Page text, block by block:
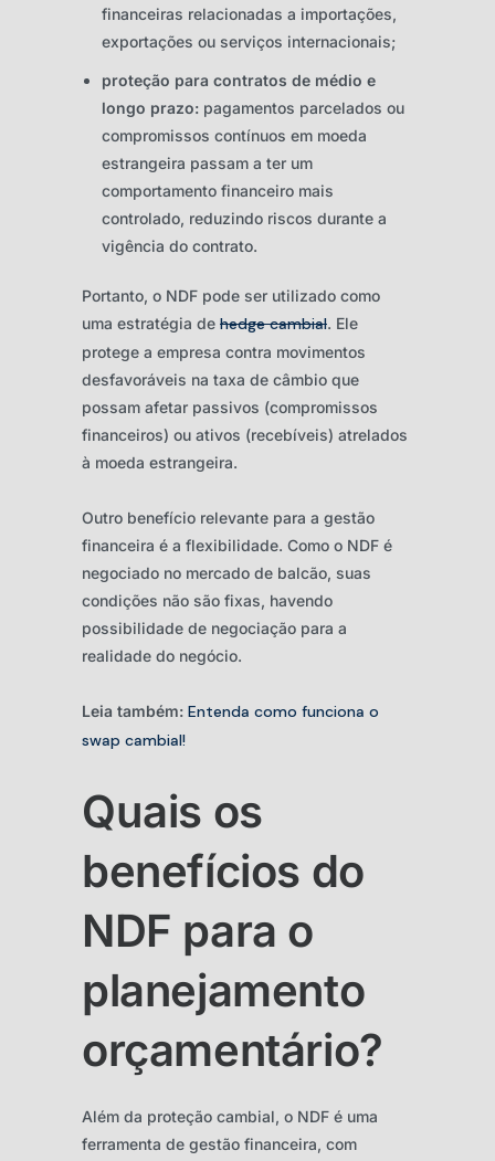
financeiras relacionadas a importações,
exportações ou serviços internacionais;
proteção para contratos de médio e
longo prazo: pagamentos parcelados ou
compromissos contínuos em moeda
estrangeira passam a ter um
comportamento financeiro mais
controlado, reduzindo riscos durante a
vigência do contrato.
Portanto, o NDF pode ser utilizado como
uma estratégia de hedge cambial. Ele
protege a empresa contra movimentos
desfavoráveis na taxa de câmbio que
possam afetar passivos (compromissos
financeiros) ou ativos (recebíveis) atrelados
à moeda estrangeira.
Outro benefício relevante para a gestão
financeira é a flexibilidade. Como o NDF é
negociado no mercado de balcão, suas
condições não são fixas, havendo
possibilidade de negociação para a
realidade do negócio.
Leia também: Entenda como funciona o
swap cambial!
Quais os
benefícios do
NDF para o
planejamento
orçamentário?
Além da proteção cambial, o NDF é uma
ferramenta de gestão financeira, com